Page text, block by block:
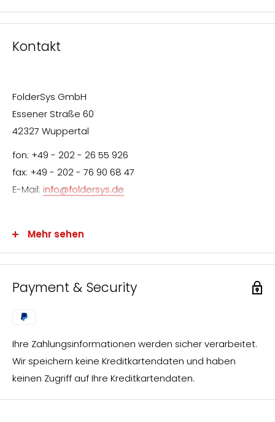
Kontakt
FolderSys GmbH
Essener Straße 60
42327 Wuppertal
fon: +49 - 202 - 26 55 926
fax: +49 - 202 - 76 90 68 47
E-Mail: info@foldersys.de
Wir freuen uns über Ihr Interesse an FolderSys®-
FolderSys® vertreibt ausschließlich über den
zusenden, die wir umgehend bearbeiten und an einen
FolderSys®-Fachhändler in Ihrer nahen Umgebung
weiterleiten.
Mehr sehen
Payment & Security
Ihre Zahlungsinformationen werden sicher verarbeitet.
Wir speichern keine Kreditkartendaten und haben
keinen Zugriff auf Ihre Kreditkartendaten.